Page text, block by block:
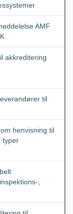
AMF
akkreditering
til
henvisning til
typer
,